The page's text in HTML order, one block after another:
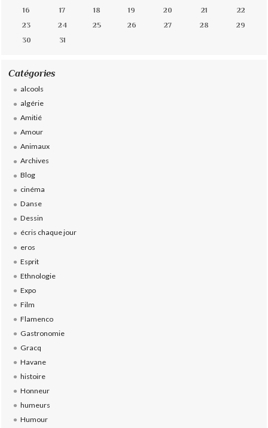
16
17 18 19 20 21
22
23
24 25 26 27 28
29
30
31
Catégories
alcools
algérie
Amitié
Amour
Animaux
Archives
Blog
cinéma
Danse
Dessin
écris chaque jour
eros
Esprit
Ethnologie
Expo
Film
Flamenco
Gastronomie
Gracq
Havane
histoire
Honneur
humeurs
Humour